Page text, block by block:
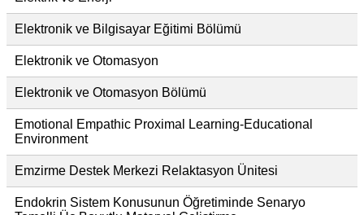
Elektronik ve Bilgisayar Eğitimi Bölümü
Elektronik ve Otomasyon
Elektronik ve Otomasyon Bölümü
Emotional Empathic Proximal Learning-Educational
Environment
Emzirme Destek Merkezi Relaktasyon Ünitesi
Endokrin Sistem Konusunun Öğretiminde Senaryo